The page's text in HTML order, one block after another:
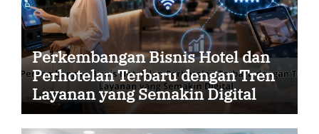
Perkembangan Bisnis Hotel dan
Perhotelan Terbaru dengan Tren
Layanan yang Semakin Digital